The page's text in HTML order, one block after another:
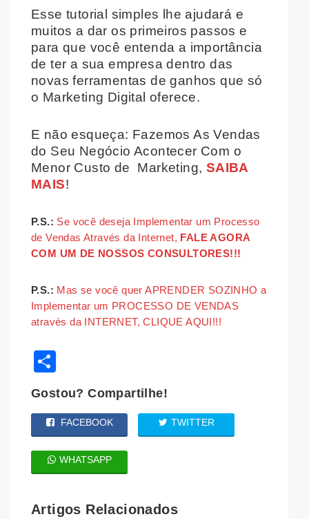
Esse tutorial simples lhe ajudará e
muitos a dar os primeiros passos e
para que você entenda a importância
de ter a sua empresa dentro das
novas ferramentas de ganhos que só
o Marketing Digital oferece.
E não esqueça: Fazemos As Vendas
do Seu Negócio Acontecer Com o
Menor Custo de Marketing, SAIBA
MAIS!
P.S.: Se você deseja Implementar um Processo
de Vendas Através da Internet, FALE AGORA
COM UM DE NOSSOS CONSULTORES!!!
P.S.: Mas se você quer APRENDER SOZINHO a
Implementar um PROCESSO DE VENDAS
através da INTERNET, CLIQUE AQUI!!!
Gostou? Compartilhe!
FACEBOOK TWITTER
WHATSAPP
Artigos Relacionados